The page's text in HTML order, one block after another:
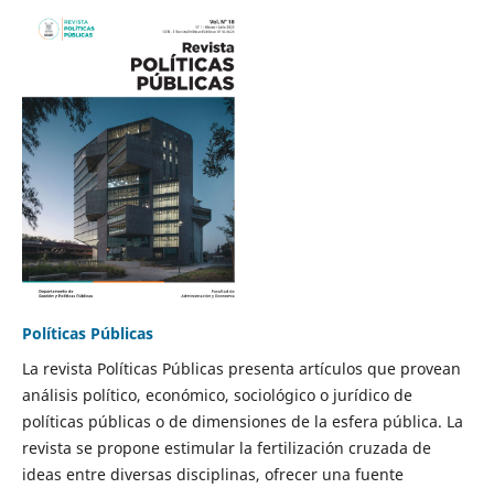
Políticas Públicas
La revista Políticas Públicas presenta artículos que provean
análisis político, económico, sociológico o jurídico de
políticas públicas o de dimensiones de la esfera pública. La
revista se propone estimular la fertilización cruzada de
ideas entre diversas disciplinas, ofrecer una fuente